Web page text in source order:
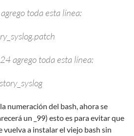
toda esta línea:
agrego toda esta línea:
numeración del bash, ahora se
un _99) esto es para evitar que
vuelva a instalar el viejo bash sin